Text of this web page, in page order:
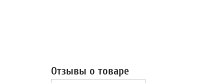
Отзывы о товаре